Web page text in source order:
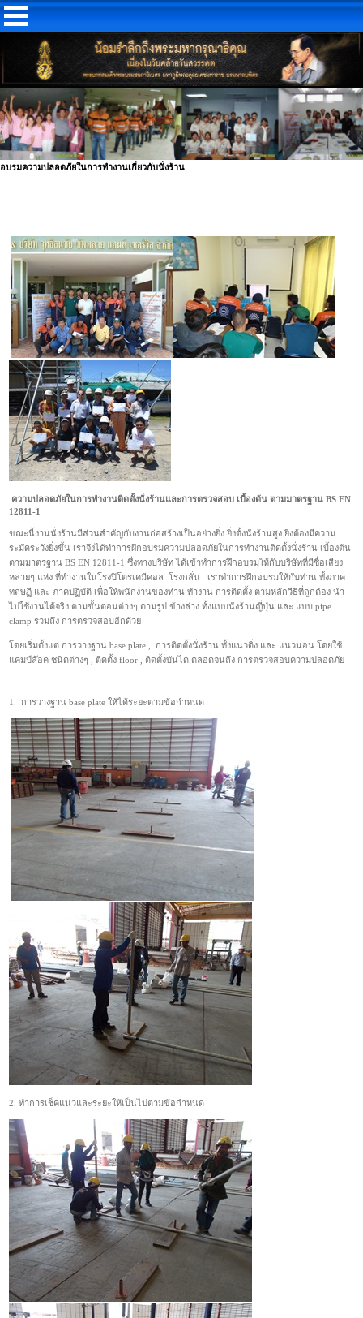
อบรมความปลอดภัยในการทำงานเกี่ยวกับนั่งร้าน
ความปลอดภัยในการทำงานติดตั้งนั่งร้านและการตรวจสอบ เบื้องต้น ตามมาตรฐาน BS EN
12811-1
ขณะนี้งานนั่งร้านมีส่วนสำคัญกับงานก่อสร้างเป็นอย่างยิ่ง ยิ่งตั้งนั่งร้านสูง ยิ่งต้องมีความ
ระมัดระวังยิ่งขึ้น เราจึงได้ทำการผึกอบรมความปลอดภัยในการทำงานติดตั้งนั่งร้าน เบื้องต้น
ตามมาตรฐาน BS EN 12811-1 ซึ่งทางบริษัท ได้เข้าทำการฝึกอบรมให้กับบริษัทที่มีชื่อเสียง
หลายๆ แห่ง ที่ทำงานในโรงปิโตรเคมีคอล โรงกลั่น เราทำการฝึกอบรมให้กับท่าน ทั้งภาค
ทฤษฏี และ ภาคปฏิบัติ เพื่อให้พนักงานของท่าน ทำงาน การติดตั้ง ตามหลักวีธีที่ถูกต้อง นำ
ไปใช้งานได้จริง ตามขัันตอนต่างๆ ตามรูป ข้างล่าง ทั้งแบบนั่งร้านญี่ปุ่น และ แบบ pipe
clamp รวมถึง การตรวจสอบอีกด้วย
โดยเริ่มตั้งแต่ การวางฐาน base plate , การติดตั้งนั่งร้าน ทั้งแนวดิ่ง และ แนวนอน โดยใช้
แคมป์ล๊อค ชนิดต่างๆ , ติดตั้ง floor , ติดตั้งบันได ตลอดจนถึง การตรวจสอบความปลอดภัย
1. การวางฐาน base plate ให้ได้ระยะตามข้อกำหนด
2. ทำการเช็คแนวและระยะให้เป็นไปตามข้อกำหนด